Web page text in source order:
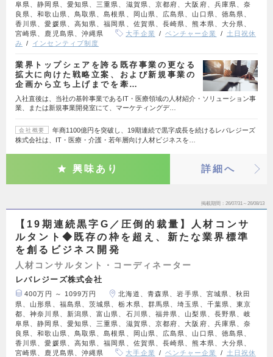
阜県、静岡県、愛知県、三重県、滋賀県、京都府、大阪府、兵庫県、奈
良県、和歌山県、鳥取県、島根県、岡山県、広島県、山口県、徳島県、
香川県、愛媛県、高知県、福岡県、佐賀県、長崎県、熊本県、大分県、
宮崎県、鹿児島県、沖縄県
大手企業 ベンチャー企業
土日祝休
み
インセンティブ制度
業界トップシェアを誇る既存事業の更なる
拡大に向けた戦略立案、および新規事業の
企画から立ち上げまでを牽…
入社直後は、当社の基幹事業であるIT・医療領域の人材紹介・ソリューション事
業、または新規事業開発室にて、マーケティングデ…
会社概要
年商1100億円を突破し、19期連続で黒字成長を続けるレバレジーズ
株式会社は、IT・医療・介護・若年層向け人材ビジネスを…
興味あり 詳細へ
掲載期間 26/07/31～26/08/13
【19期連続黒字G／圧倒的裁量】人材コンサ
ルタント◆既存の枠を超え、新たな業界標準
を創るビジネス開発
人材コンサルタント・コーディネーター
レバレジーズ株式会社
400万円 ～ 1099万円
北海道、青森県、岩手県、宮城県、秋田
県、山形県、福島県、茨城県、栃木県、群馬県、埼玉県、千葉県、東京
都、神奈川県、新潟県、富山県、石川県、福井県、山梨県、長野県、岐
阜県、静岡県、愛知県、三重県、滋賀県、京都府、大阪府、兵庫県、奈
良県、和歌山県、鳥取県、島根県、岡山県、広島県、山口県、徳島県、
香川県、愛媛県、高知県、福岡県、佐賀県、長崎県、熊本県、大分県、
宮崎県、鹿児島県、沖縄県
大手企業 ベンチャー企業
土日祝休